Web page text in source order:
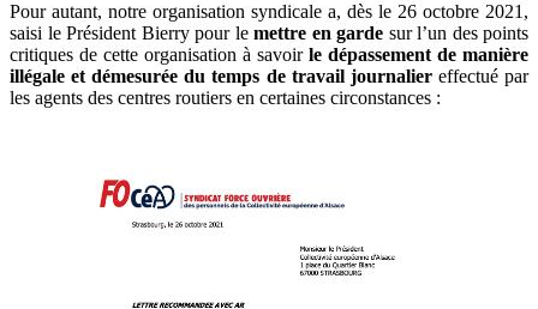
Pour autant, notre organisation syndicale a, dès le 26 octobre 2021,
saisi le Président Bierry pour le mettre en garde sur l’un des points
critiques de cette organisation à savoir le dépassement de manière
illégale et démesurée du temps de travail journaliereffectué par
les agents des centres routiers en certaines circonstances :